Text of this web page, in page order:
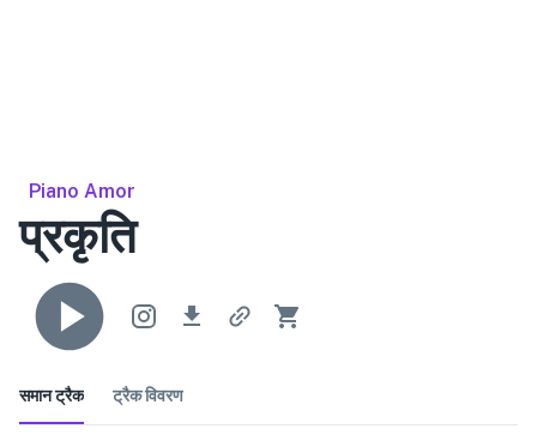
Piano Amor
प्रकृति
समान ट्रैक ट्रैक विवरण